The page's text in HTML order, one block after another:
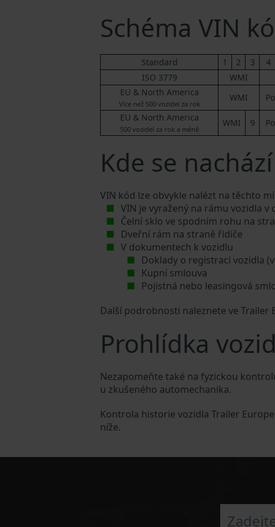
Schéma VIN
Standard 1 2 3 4
ISO 3779
WMI
EU & North America
Více než 500 vozidel za rok
WMI
EU & North America
500 vozidel za rok a méně
WMI 9
Kde se
VIN kód lze obvykle nalézt na těchto
VIN je vyražený na rámu vozidla
Čelní sklo ve spodním rohu na
Dveřní rám na straně řidiče
V dokumentech k vozidlu
Doklady o registraci vozidla
Kupní smlouva
Pojistná nebo leasingová
Další podrobnosti naleznete ve Trailer
Prohlídka
Nezapomeňte také na fyzickou
u zkušeného automechanika.
Kontrola historie vozidla Trailer
níže.